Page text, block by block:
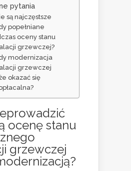
pytania
są najczęstsze
popełniane
oceny stanu
grzewczej?
modernizacja
grzewczej
okazać się
ocenę stanu
grzewczej